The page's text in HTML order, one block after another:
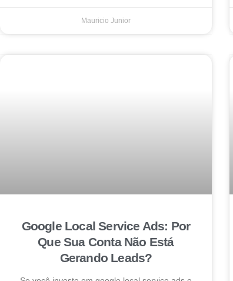
Mauricio Junior
Google Local Service Ads: Por
Que Sua Conta Não Está
Gerando Leads?